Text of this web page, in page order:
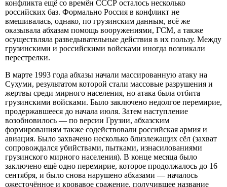
конфликта ещё со времён СССР осталось несколько
российских баз. Формально Россия в конфликт не
вмешивалась, однако, по грузинским данным, всё же
оказывала абхазам помощь вооружениями, ГСМ, а также
осуществляла разведывательные действия в их пользу. Между
грузинскими и российскими войсками иногда возникали
перестрелки.
В марте 1993 года абхазы начали массированную атаку на
Сухуми, результатом которой стали массовые разрушения и
жертвы среди мирного населения, но атака была отбита
грузинскими войсками. Было заключено недолгое перемирие,
продержавшееся до начала июля. Затем наступление
возобновилось — по версии Грузии, абхазским
формированиям также содействовали российская армия и
авиация. Было захвачено несколько близлежащих сёл (захват
сопровождался убийствами, пытками, изнасилованиями
грузинского мирного населения). В конце месяца было
заключено ещё одно перемирие, которое продолжалось до 16
сентября, и было снова нарушено абхазами — началось
ожесточённое и кровавое сражение, получившее название